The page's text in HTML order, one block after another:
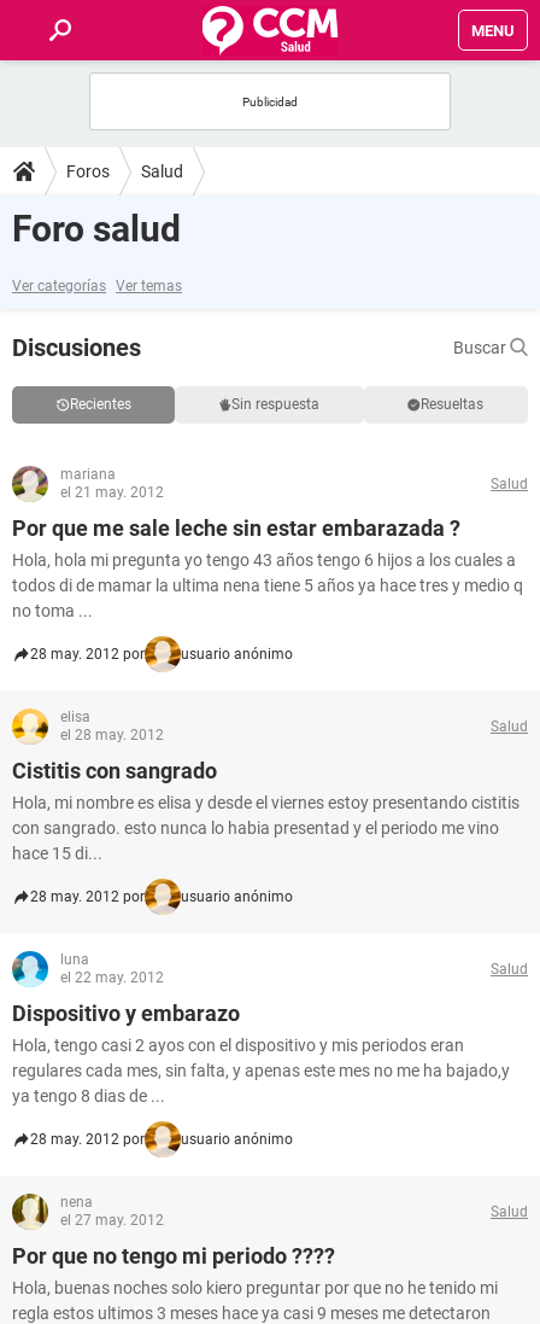
MENU
FOROS
SALUD
FAMILIA
NUTRICIÓN
BIENESTAR
SEXUALIDAD
GLOSARIO
Foros Salud
Foro salud
Ver categorías Ver temas
Discusiones Buscar
Recientes Sin respuesta Resueltas
mariana
el 21 may. 2012
Salud
Por que me sale leche sin estar embarazada ?
Hola, hola mi pregunta yo tengo 43 años tengo 6 hijos a los cuales a
todos di de mamar la ultima nena tiene 5 años ya hace tres y medio q
no toma ...
28 may. 2012 por usuario anónimo
elisa
el 28 may. 2012
Salud
Cistitis con sangrado
Hola, mi nombre es elisa y desde el viernes estoy presentando cistitis
con sangrado. esto nunca lo habia presentad y el periodo me vino
hace 15 di...
28 may. 2012 por usuario anónimo
luna
el 22 may. 2012
Salud
Dispositivo y embarazo
Hola, tengo casi 2 ayos con el dispositivo y mis periodos eran
regulares cada mes, sin falta, y apenas este mes no me ha bajado,y
ya tengo 8 dias de ...
28 may. 2012 por usuario anónimo
nena
el 27 may. 2012
Salud
Por que no tengo mi periodo ????
Hola, buenas noches solo kiero preguntar por que no he tenido mi
regla estos ultimos 3 meses hace ya casi 9 meses me detectaron